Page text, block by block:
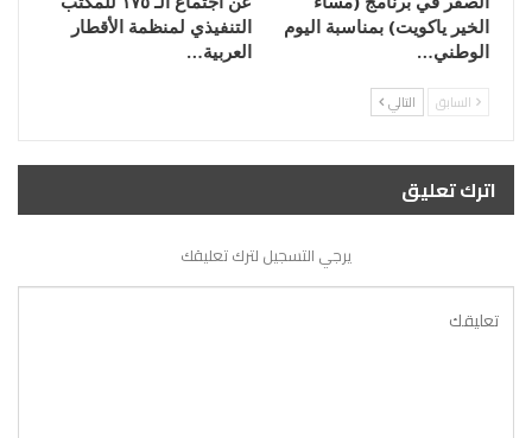
الخير ياكويت) بمناسبة اليوم
الوطني…
التنفيذي لمنظمة الأقطار
العربية…
السابق التالي
اترك تعليق
يرجي التسجيل لترك تعليقك